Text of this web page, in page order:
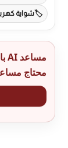
شواية
مساعد AI بالذكاء الصناعي
محتاج